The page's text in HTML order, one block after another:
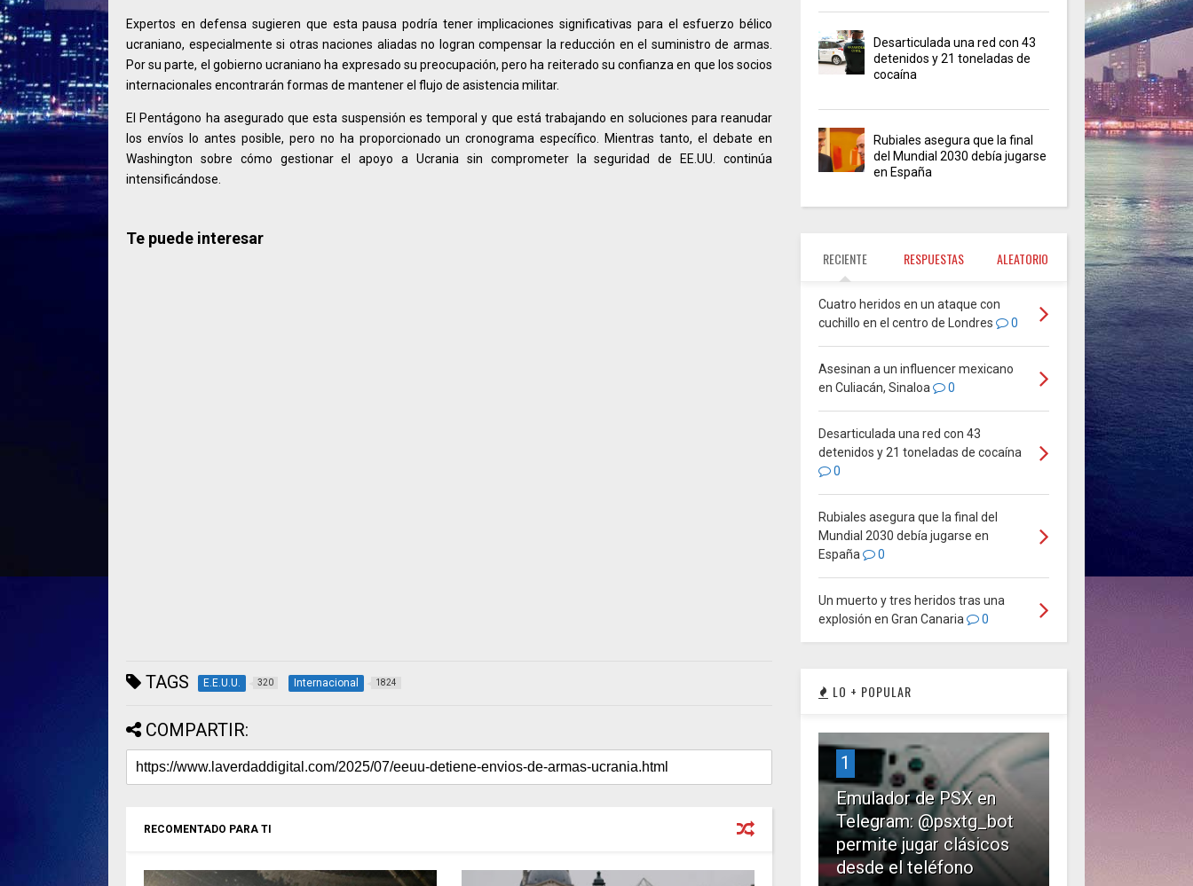
Expertos en defensa sugieren que esta pausa podría tener implicaciones significativas para el esfuerzo bélico
ucraniano, especialmente si otras naciones aliadas no logran compensar la reducción en el suministro de armas.
Por su parte, el gobierno ucraniano ha expresado su preocupación, pero ha reiterado su confianza en que los socios
internacionales encontrarán formas de mantener el flujo de asistencia militar.
El Pentágono ha asegurado que esta suspensión es temporal y que está trabajando en soluciones para reanudar
los envíos lo antes posible, pero no ha proporcionado un cronograma específico. Mientras tanto, el debate en
Washington sobre cómo gestionar el apoyo a Ucrania sin comprometer la seguridad de EE.UU. continúa
intensificándose.
Te puede interesar
TAGS E.E.U.U. 320 Internacional 1824
COMPARTIR:
RECOMENTADO PARA TI
Desarticulada una red con 43
detenidos y 21 toneladas de
cocaína
Rubiales asegura que la final
del Mundial 2030 debía jugarse
en España
RECIENTE RESPUESTAS ALEATORIO
Cuatro heridos en un ataque con
cuchillo en el centro de Londres
0
Asesinan a un influencer mexicano
en Culiacán, Sinaloa
0
Desarticulada una red con 43
detenidos y 21 toneladas de cocaína
0
Rubiales asegura que la final del
Mundial 2030 debía jugarse en
España
0
Un muerto y tres heridos tras una
explosión en Gran Canaria
0
LO + POPULAR
1
Emulador de PSX en
Telegram: @psxtg_bot
permite jugar clásicos
desde el teléfono